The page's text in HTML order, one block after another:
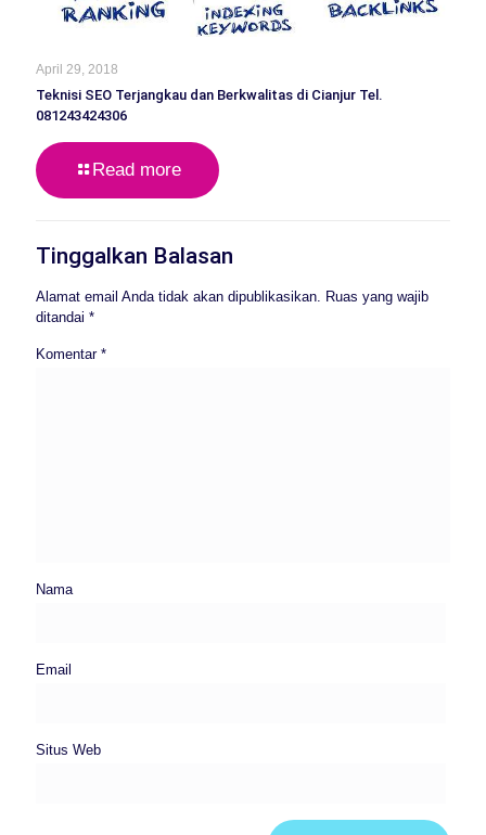
April 29, 2018
Teknisi SEO Terjangkau dan Berkwalitas di Cianjur Tel.
081243424306
Read more
Tinggalkan Balasan
Alamat email Anda tidak akan dipublikasikan. Ruas yang wajib
ditandai *
Komentar *
Nama
Email
Situs Web